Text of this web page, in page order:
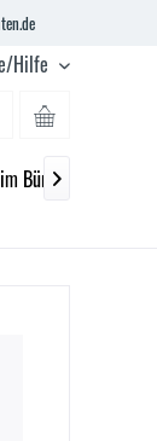
Hilfe
Büro